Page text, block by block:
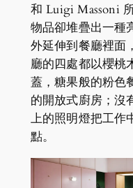
和 Luigi Massoni
物品卻堆疊出一種
外延伸到餐廳裡面
廳的四處都以櫻桃
蓋，糖果般的粉色
的開放式廚房；沒
上的照明燈把工作
點。